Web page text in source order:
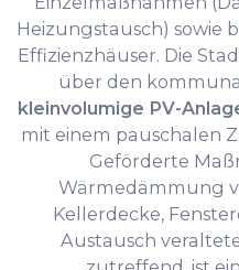
Heizungstausch) sowie
Effizienzhäuser. Die
über den
kleinvolumige PV-
mit einem pauschalen
Geförderte
Wärmedämmung
Kellerdecke,
Austausch